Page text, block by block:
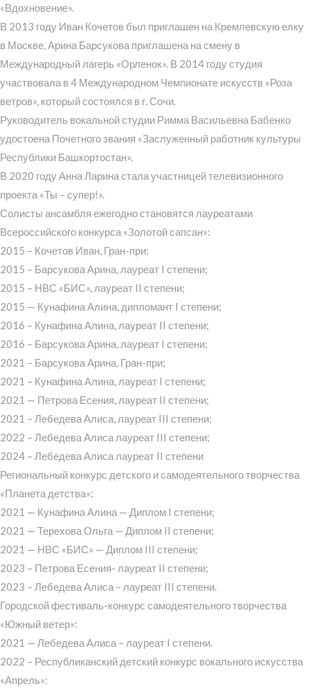
«Вдохновение».
В 2013 году Иван Кочетов был приглашен на Кремлевскую елку
в Москве, Арина Барсукова приглашена на смену в
Международный лагерь «Орленок». В 2014 году студия
участвовала в 4 Международном Чемпионате искусств «Роза
ветров», который состоялся в г. Сочи.
Руководитель вокальной студии Римма Васильевна Бабенко
удостоена Почетного звания «Заслуженный работник культуры
Республики Башкортостан».
В 2020 году Анна Ларина стала участницей телевизионного
проекта «Ты – супер!».
Солисты ансамбля ежегодно становятся лауреатами
Всероссийского конкурса «Золотой сапсан»:
2015 – Кочетов Иван, Гран-при;
2015 – Барсукова Арина, лауреат I степени;
2015 – НВС «БИС», лауреат II степени;
2015 — Кунафина Алина, дипломант I степени;
2016 – Кунафина Алина, лауреат II степени;
2016 – Барсукова Арина, лауреат I степени;
2021 – Барсукова Арина, Гран-при;
2021 – Кунафина Алина, лауреат I степени;
2021 — Петрова Есения, лауреат II степени;
2021 – Лебедева Алиса, лауреат III степени;
2022 – Лебедева Алиса лауреат III степени;
2024 – Лебедева Алиса лауреат II степени
Региональный конкурс детского и самодеятельного творчества
«Планета детства»:
2021 — Кунафина Алина — Диплом I степени;
2021 — Терехова Ольга — Диплом II степени;
2021 — НВС «БИС» — Диплом III степени;
2023 – Петрова Есения- лауреат II степени;
2023 – Лебедева Алиса – лауреат III степени.
Городской фестиваль-конкурс самодеятельного творчества
«Южный ветер»:
2021 — Лебедева Алиса – лауреат I степени.
2022 – Республиканский детский конкурс вокального искусства
«Апрель»: